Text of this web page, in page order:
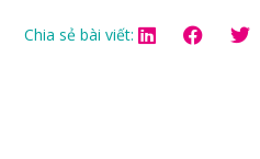
Chia sẻ bài viết: